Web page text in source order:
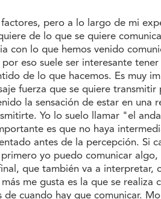
pero a lo largo de mi
de lo que se quiere
con lo que hemos venido
eso suele ser interesante
de lo que hacemos. Es muy
fuerza que se quiere
la sensación de estar en una
Yo lo suelo llamar "el
es que no haya
antes de la percepción. Si
yo puedo comunicar
que también va a interpretar,
me gusta es la que se realiza
cuando hay que comunicar.